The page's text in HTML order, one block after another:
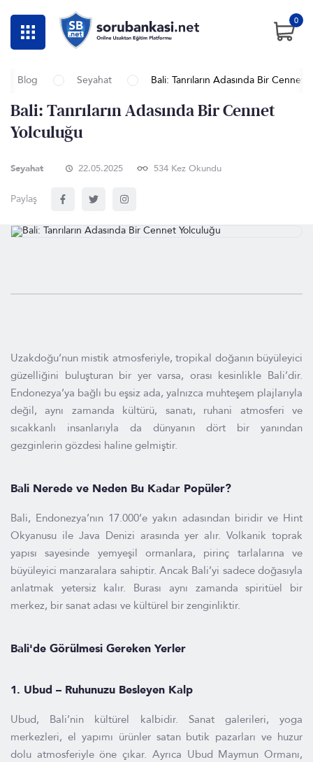
0
Blog Seyahat Bali: Tanrıların Adasında Bir Cennet
Bali: Tanrıların Adasında Bir Cennet
Yolculuğu
Seyahat 22.05.2025 534 Kez Okundu
Paylaş
Uzakdoğu’nun mistik atmosferiyle, tropikal doğanın büyüleyici
güzelliğini buluşturan bir yer varsa, orası kesinlikle Bali’dir.
Endonezya’ya bağlı bu eşsiz ada, yalnızca muhteşem plajlarıyla
değil, aynı zamanda kültürü, sanatı, ruhani atmosferi ve
sıcakkanlı insanlarıyla da dünyanın dört bir yanından
gezginlerin gözdesi haline gelmiştir.
Bali Nerede ve Neden Bu Kadar Popüler?
Bali, Endonezya’nın 17.000’e yakın adasından biridir ve Hint
Okyanusu ile Java Denizi arasında yer alır. Volkanik toprak
yapısı sayesinde yemyeşil ormanlara, pirinç tarlalarına ve
büyüleyici manzaralara sahiptir. Ancak Bali’yi sadece doğasıyla
anlatmak yetersiz kalır. Burası aynı zamanda spiritüel bir
merkez, bir sanat adası ve kültürel bir zenginliktir.
Bali'de Görülmesi Gereken Yerler
1. Ubud – Ruhunuzu Besleyen Kalp
Ubud, Bali’nin kültürel kalbidir. Sanat galerileri, yoga
merkezleri, el yapımı ürünler satan butik pazarları ve huzur
dolu atmosferiyle öne çıkar. Ayrıca Ubud Maymun Ormanı,